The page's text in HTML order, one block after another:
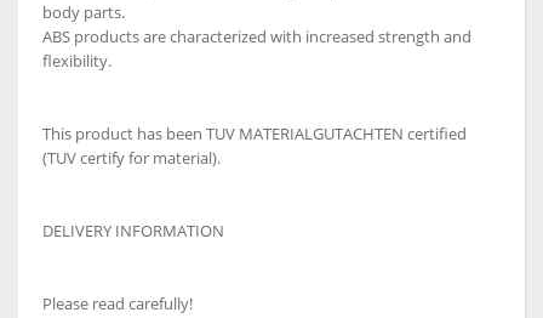
body parts.
ABS products are characterized with increased strength and
flexibility.
This product has been TUV MATERIALGUTACHTEN certified
(TUV certify for material).
DELIVERY INFORMATION
Please read carefully!